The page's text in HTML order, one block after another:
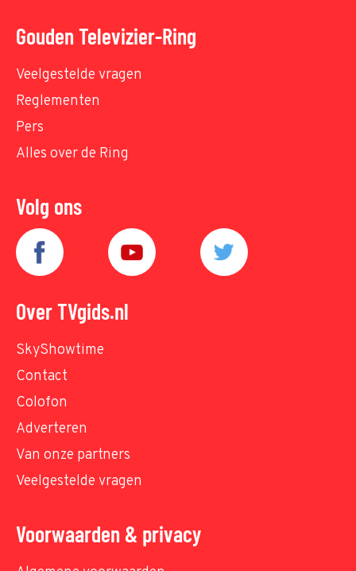
Gouden Televizier-Ring
Veelgestelde vragen
Reglementen
Pers
Alles over de Ring
Volg ons
Over TVgids.nl
SkyShowtime
Contact
Colofon
Adverteren
Van onze partners
Veelgestelde vragen
Voorwaarden & privacy